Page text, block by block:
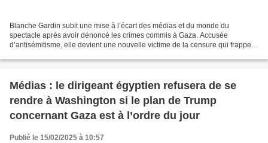
Blanche Gardin subit une mise à l’écart des médias et du monde du
spectacle après avoir dénoncé les crimes commis à Gaza. Accusée
d’antisémitisme, elle devient une nouvelle victime de la censure qui frappe
Médias : le dirigeant égyptien refusera de se
rendre à Washington si le plan de Trump
concernant Gaza est à l’ordre du jour
Publié le 15/02/2025 à 10:57